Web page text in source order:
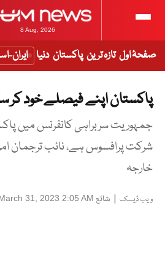
8 Aug, 2026
صفحۂ اول تازہ ترین پاکستان دنیا ایران-
پاکستان اپنے فیصلے خود کر
جمہوریت سربراہی کانفرنس میں
شرکت پرافسوس ہے، نائب ترجمان
خارجہ
ویب ڈیسک | شائع 31, 2023 2:05 AM